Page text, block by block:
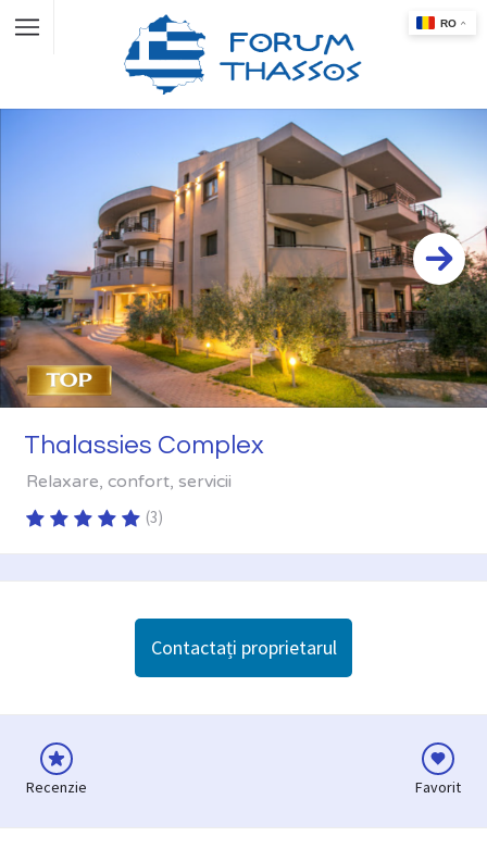
Thalassies Complex
Relaxare, confort, servicii
(3)
Contactați proprietarul
Recenzie Favorit